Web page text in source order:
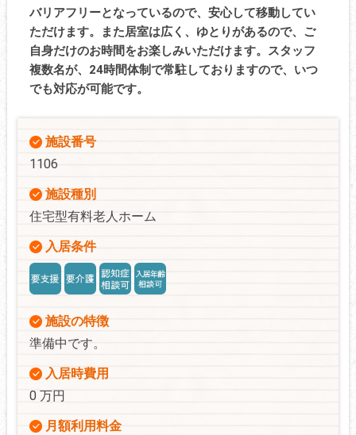
バリアフリーとなっているので、安心して移動してい
ただけます。また居室は広く、ゆとりがあるので、ご
自身だけのお時間をお楽しみいただけます。スタッフ
複数名が、24時間体制で常駐しておりますので、いつ
でも対応が可能です。
施設番号
1106
施設種別
住宅型有料老人ホーム
入居条件
施設の特徴
準備中です。
入居時費用
0 万円
月額利用料金